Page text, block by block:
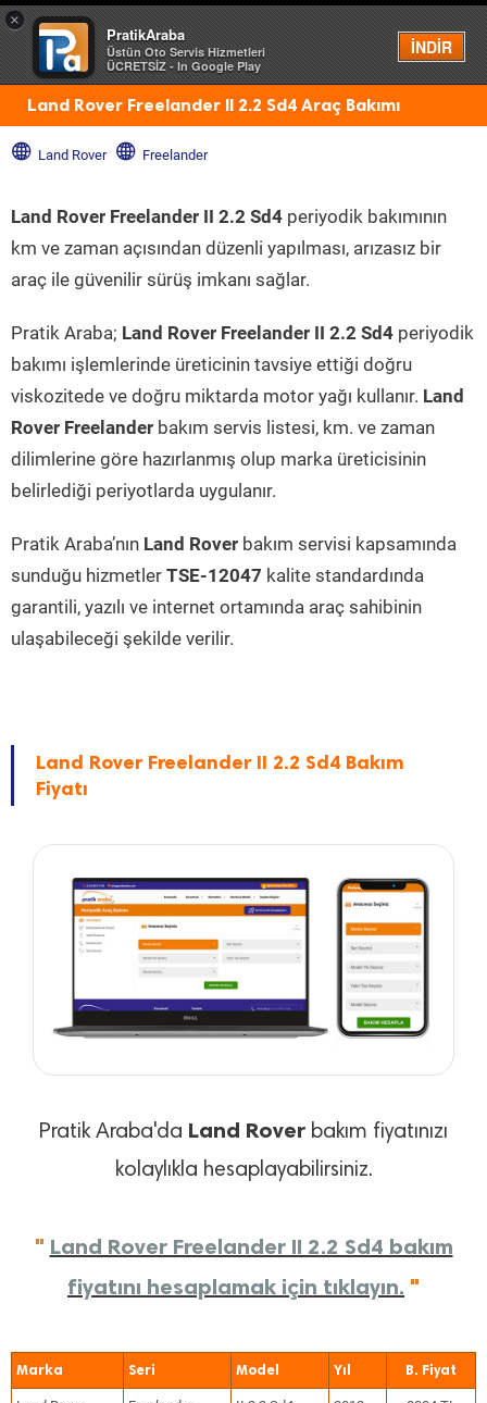
×
PratikAraba
Üstün Oto Servis Hizmetleri
ÜCRETSİZ - In Google Play
İNDİR
Menü
Land Rover Freelander II 2.2 Sd4 Araç Bakımı
Land Rover Freelander
Land Rover Freelander II 2.2 Sd4 periyodik bakımının
km ve zaman açısından düzenli yapılması, arızasız bir
araç ile güvenilir sürüş imkanı sağlar.
Pratik Araba; Land Rover Freelander II 2.2 Sd4 periyodik
bakımı işlemlerinde üreticinin tavsiye ettiği doğru
viskozitede ve doğru miktarda motor yağı kullanır. Land
Rover Freelander bakım servis listesi, km. ve zaman
dilimlerine göre hazırlanmış olup marka üreticisinin
belirlediği periyotlarda uygulanır.
Pratik Araba’nın Land Rover bakım servisi kapsamında
sunduğu hizmetler TSE-12047 kalite standardında
garantili, yazılı ve internet ortamında araç sahibinin
ulaşabileceği şekilde verilir.
Land Rover Freelander II 2.2 Sd4 Bakım
Fiyatı
Pratik Araba'da Land Rover bakım fiyatınızı
kolaylıkla hesaplayabilirsiniz.
" Land Rover Freelander II 2.2 Sd4 bakım
fiyatını hesaplamak için tıklayın. "
Marka Seri Model Yıl